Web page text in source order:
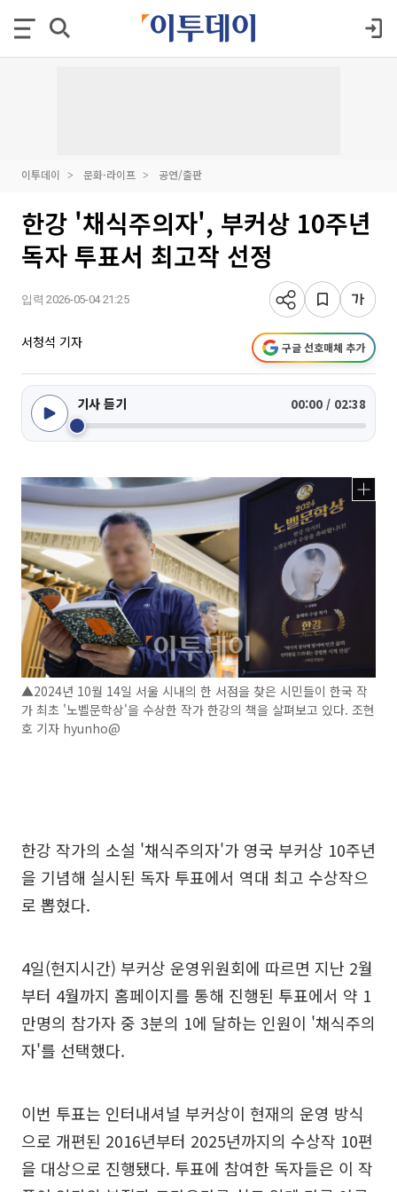
이투데이 문화·라이프 공연/출판
한강 '채식주의자', 부커상 10주년
독자 투표서 최고작 선정
입력 2026-05-04 21:25
서청석 기자 구글 선호매체 추가
기사 듣기 00:00 / 02:38
▲2024년 10월 14일 서울 시내의 한 서점을 찾은 시민들이 한국 작
가 최초 '노벨문학상'을 수상한 작가 한강의 책을 살펴보고 있다. 조현
호 기자 hyunho@
한강 작가의 소설 '채식주의자'가 영국 부커상 10주년
을 기념해 실시된 독자 투표에서 역대 최고 수상작으
로 뽑혔다.
4일(현지시간) 부커상 운영위원회에 따르면 지난 2월
부터 4월까지 홈페이지를 통해 진행된 투표에서 약 1
만명의 참가자 중 3분의 1에 달하는 인원이 '채식주의
자'를 선택했다.
이번 투표는 인터내셔널 부커상이 현재의 운영 방식
으로 개편된 2016년부터 2025년까지의 수상작 10편
을 대상으로 진행됐다. 투표에 참여한 독자들은 이 작